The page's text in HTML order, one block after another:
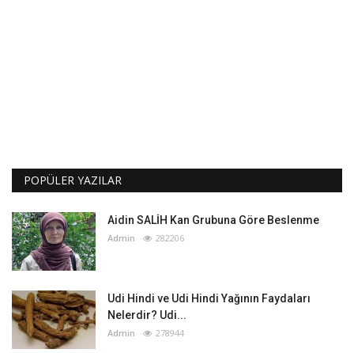
POPÜLER YAZILAR
Aidin SALİH Kan Grubuna Göre Beslenme
Admin 282206
Udi Hindi ve Udi Hindi Yağının Faydaları
Nelerdir? Udi...
Admin 278944